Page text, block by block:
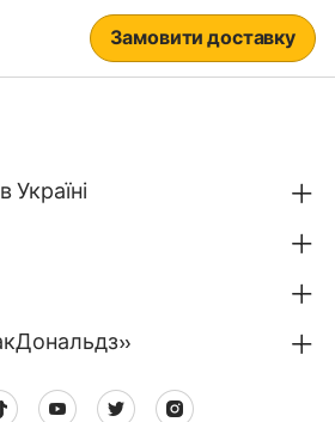
Замовити доставку